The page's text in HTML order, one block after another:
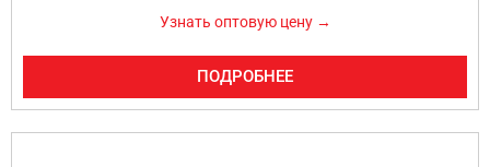
Узнать оптовую цену →
ПОДРОБНЕЕ